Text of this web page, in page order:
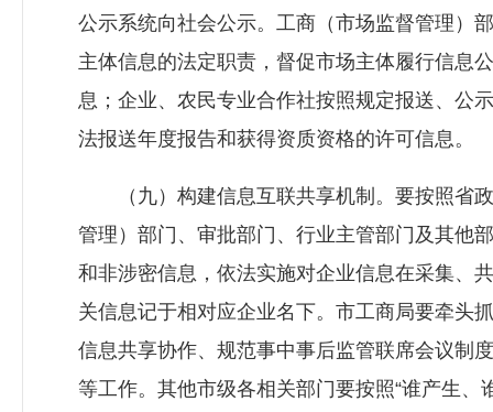
公示系统向社会公示。工商（市场监督管理）
主体信息的法定职责，督促市场主体履行信息
息；企业、农民专业合作社按照规定报送、公
法报送年度报告和获得资质资格的许可信息。
（九）构建信息互联共享机制。要按照省政
管理）部门、审批部门、行业主管部门及其他
和非涉密信息，依法实施对企业信息在采集、
关信息记于相对应企业名下。市工商局要牵头
信息共享协作、规范事中事后监管联席会议制
等工作。其他市级各相关部门要按照“谁产生